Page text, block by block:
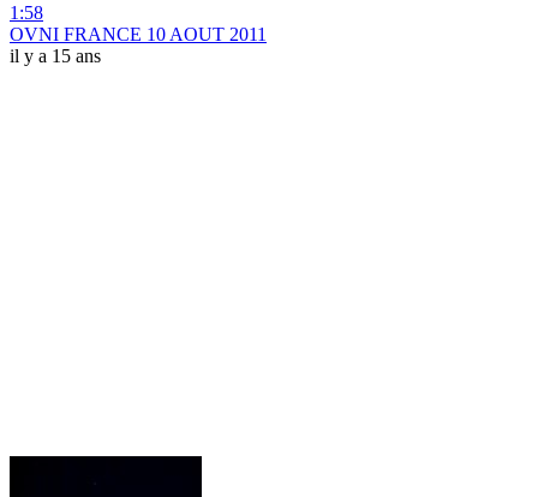
1:58
OVNI FRANCE 10 AOUT 2011
il y a 15 ans